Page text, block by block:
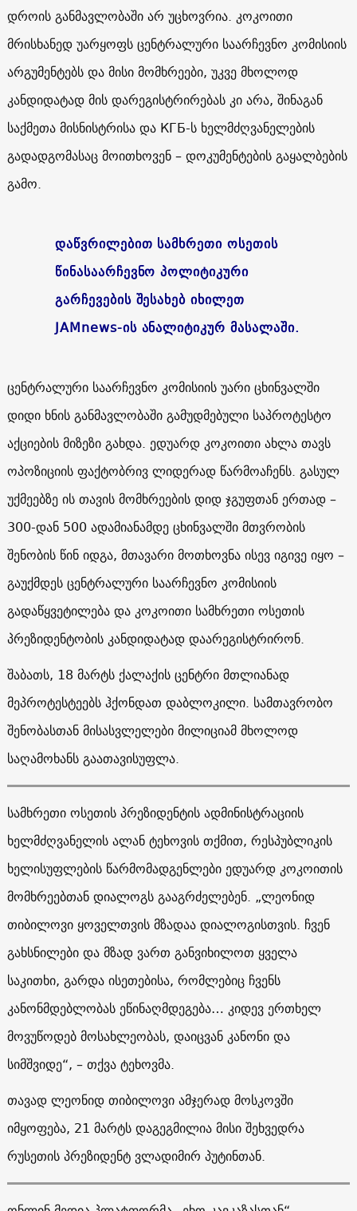
დროის განმავლობაში არ უცხოვრია. კოკოითი
მრისხანედ უარყოფს ცენტრალური საარჩევნო კომისიის
არგუმენტებს და მისი მომხრეები, უკვე მხოლოდ
კანდიდატად მის დარეგისტრირებას კი არა, შინაგან
საქმეთა მისნისტრისა და КГБ-ს ხელმძღვანელების
გადადგომასაც მოითხოვენ – დოკუმენტების გაყალბების
გამო.
დაწვრილებით სამხრეთი ოსეთის
წინასაარჩევნო პოლიტიკური
გარჩევების შესახებ იხილეთ
JAMnews-ის ანალიტიკურ მასალაში.
ცენტრალური საარჩევნო კომისიის უარი ცხინვალში
დიდი ხნის განმავლობაში გამუდმებული საპროტესტო
აქციების მიზეზი გახდა. ედუარდ კოკოითი ახლა თავს
ოპოზიციის ფაქტობრივ ლიდერად წარმოაჩენს. გასულ
უქმეებზე ის თავის მომხრეების დიდ ჯგუფთან ერთად –
300-დან 500 ადამიანამდე ცხინვალში მთვრობის
შენობის წინ იდგა, მთავარი მოთხოვნა ისევ იგივე იყო –
გაუქმდეს ცენტრალური საარჩევნო კომისიის
გადაწყვეტილება და კოკოითი სამხრეთი ოსეთის
პრეზიდენტობის კანდიდატად დაარეგისტრირონ.
შაბათს, 18 მარტს ქალაქის ცენტრი მთლიანად
მეპროტესტეებს ჰქონდათ დაბლოკილი. სამთავრობო
შენობასთან მისასვლელები მილიციამ მხოლოდ
საღამოხანს გაათავისუფლა.
სამხრეთი ოსეთის პრეზიდენტის ადმინისტრაციის
ხელმძღვანელის ალან ტეხოვის თქმით, რესპუბლიკის
ხელისუფლების წარმომადგენლები ედუარდ კოკოითის
მომხრეებთან დიალოგს გააგრძელებენ. „ლეონიდ
თიბილოვი ყოველთვის მზადაა დიალოგისთვის. ჩვენ
გახსნილები და მზად ვართ განვიხილოთ ყველა
საკითხი, გარდა ისეთებისა, რომლებიც ჩვენს
კანონმდებლობას ეწინაღმდეგება… კიდევ ერთხელ
მოვუწოდებ მოსახლეობას, დაიცვან კანონი და
სიმშვიდე“, – თქვა ტეხოვმა.
თავად ლეონიდ თიბილოვი ამჯერად მოსკოვში
იმყოფება, 21 მარტს დაგეგმილია მისი შეხვედრა
რუსეთის პრეზიდენტ ვლადიმირ პუტინთან.